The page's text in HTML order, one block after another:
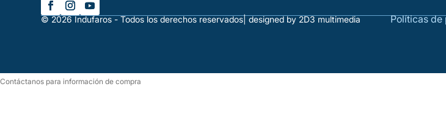
© 2026 Indufaros - Todos los derechos reservados| designed by 2D3 multimedia Políticas
Contáctanos para información de compra